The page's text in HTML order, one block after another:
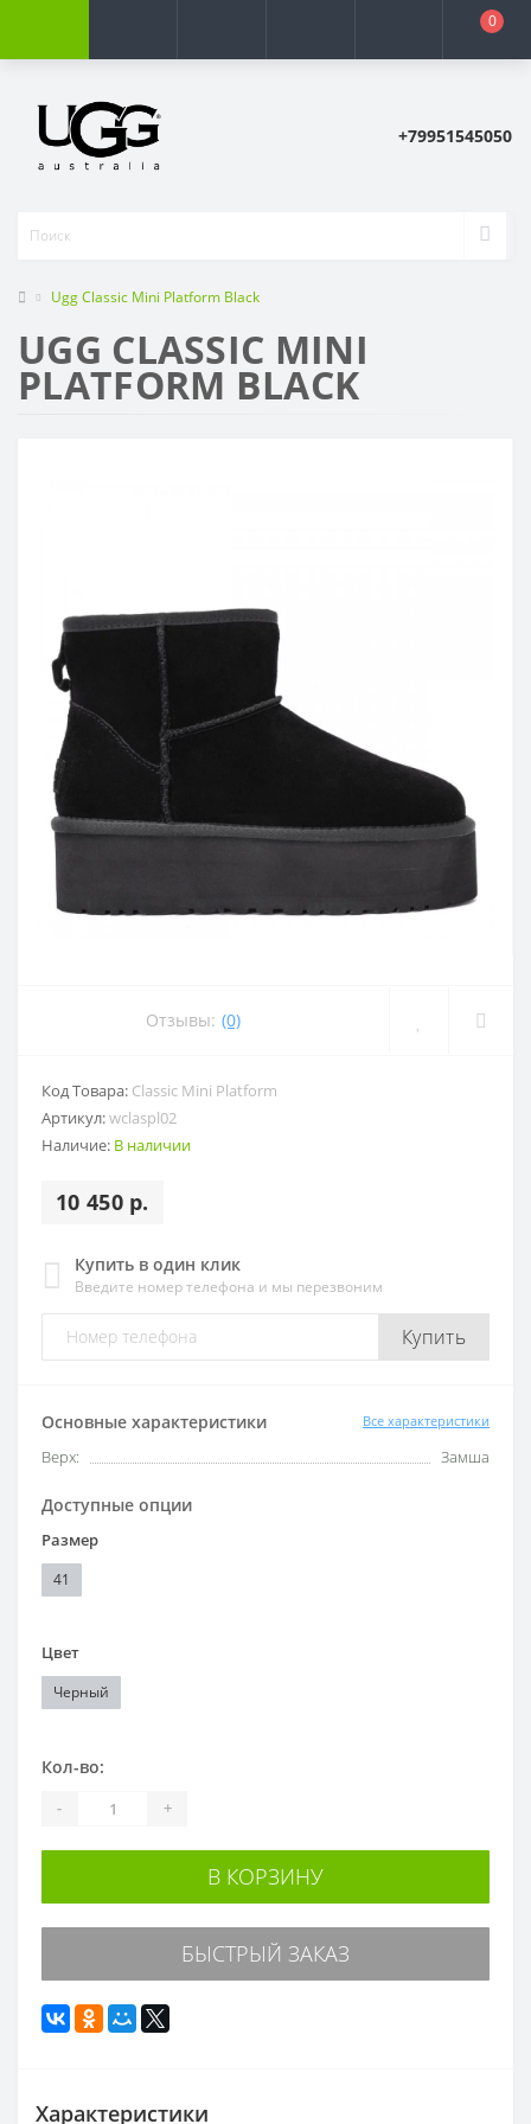
0
+79951545050
Ugg Classic Mini Platform Black
UGG CLASSIC MINI
PLATFORM BLACK
Отзывы: (0)
Код Товара: Classic Mini Platform
Артикул:wclaspl02
Наличие: В наличии
10 450 р.
Купить в один клик
Введите номер телефона и мы перезвоним
Купить
Основные характеристики Все характеристики
Верх: Замша
Доступные опции
Размер
41
Цвет
Черный
Кол-во:
- +
В КОРЗИНУ
БЫСТРЫЙ ЗАКАЗ
Характеристики